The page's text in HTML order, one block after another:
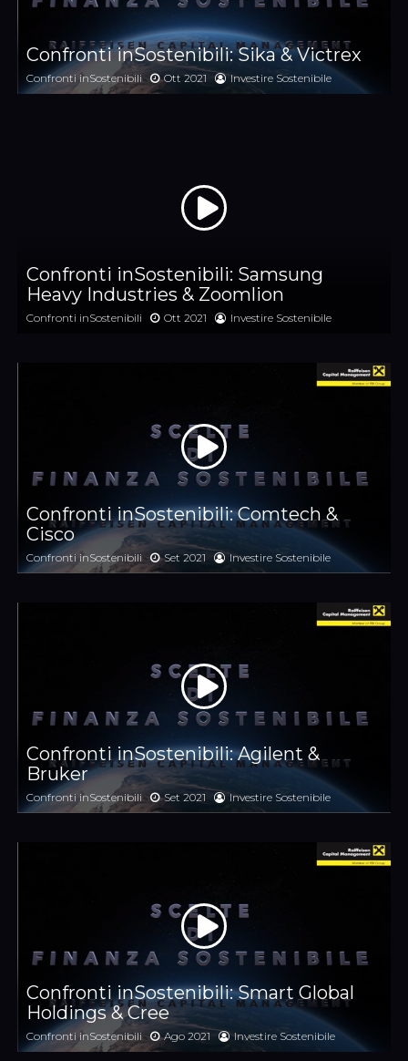
Confronti inSostenibili: Sika & Victrex
Confronti inSostenibili Ott 2021 Investire Sostenibile
Confronti inSostenibili: Samsung
Heavy Industries & Zoomlion
Confronti inSostenibili Ott 2021 Investire Sostenibile
Confronti inSostenibili: Comtech &
Cisco
Confronti inSostenibili Set 2021 Investire Sostenibile
Confronti inSostenibili: Agilent &
Bruker
Confronti inSostenibili Set 2021 Investire Sostenibile
Confronti inSostenibili: Smart Global
Holdings & Cree
Confronti inSostenibili Ago 2021 Investire Sostenibile